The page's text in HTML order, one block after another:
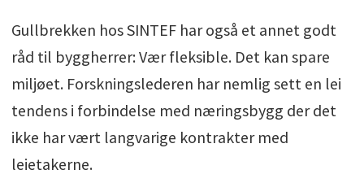
Gullbrekken hos SINTEF har også et annet godt
råd til byggherrer: Vær fleksible. Det kan spare
miljøet. Forskningslederen har nemlig sett en lei
tendens i forbindelse med næringsbygg der det
ikke har vært langvarige kontrakter med
leietakerne.